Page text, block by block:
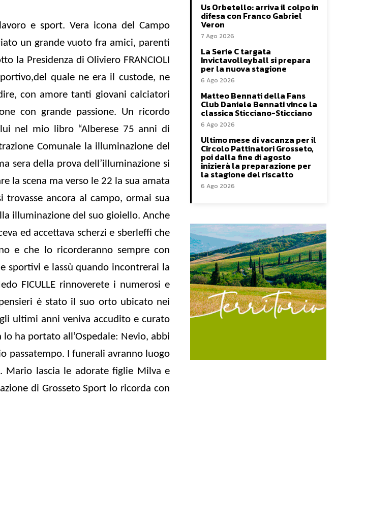
e sport. Vera icona del Campo
un grande vuoto fra amici, parenti
la Presidenza di Oliviero FRANCIOLI
quale ne era il custode, ne
con amore tanti giovani calciatori
con grande passione. Un ricordo
nel mio libro “Alberese 75 anni di
Comunale la illuminazione del
sera della prova dell’illuminazione si
la scena ma verso le 22 la sua amata
ancora al campo, ormai sua
illuminazione del suo gioiello. Anche
ed accettava scherzi e sberleffi che
e che lo ricorderanno sempre con
sportivi e lassù quando incontrerai la
FICULLE rinnoverete i numerosi e
è stato il suo orto ubicato nei
ultimi anni veniva accudito e curato
ha portato all’Ospedale: Nevio, abbi
passatempo. I funerali avranno luogo
Mario lascia le adorate figlie Milva e
di Grosseto Sport lo ricorda con
Us Orbetello: arriva il colpo in
difesa con Franco Gabriel
Veron
7 Ago 2026
La Serie C targata
Invictavolleyball si prepara
per la nuova stagione
6 Ago 2026
Matteo Bennati della Fans
Club Daniele Bennati vince la
classica Sticciano-Sticciano
6 Ago 2026
Ultimo mese di vacanza per il
Circolo Pattinatori Grosseto,
poi dalla fine di agosto
inizierà la preparazione per
la stagione del riscatto
6 Ago 2026